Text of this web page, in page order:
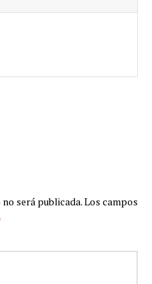
será publicada.Los campos